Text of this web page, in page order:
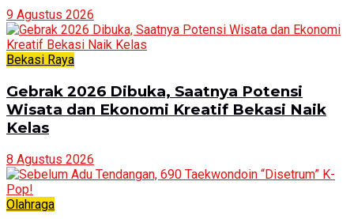
9 Agustus 2026
Bekasi Raya
Gebrak 2026 Dibuka, Saatnya Potensi
Wisata dan Ekonomi Kreatif Bekasi Naik
Kelas
8 Agustus 2026
Olahraga